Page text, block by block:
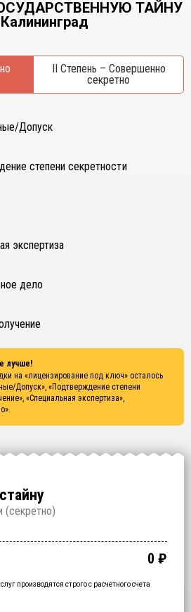
Х
Ч
Чебоксары
ТАЙНУ
II Степень – Совершенно
секретно
Допуск
степени секретности
экспертиза
дело
лучше!
на «лицензирование под ключ» осталось
Допуск», «Подтверждение степени
«Специальная экспертиза»,
.
(секретно)
150 000 ₽
секретности 1 000 000 ₽
60 000 ₽
200 000 ₽
250 000 ₽
700 000 ₽
15000 ₽
-15000
0 ₽
производятся строго с расчетного счета